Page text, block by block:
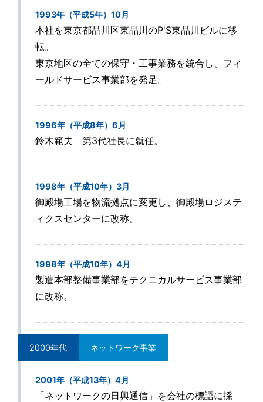
1993年（平成5年）10月
本社を東京都品川区東品川のP'S東品川ビルに移
転。
東京地区の全ての保守・工事業務を統合し、フィ
ールドサービス事業部を発足。
1996年（平成8年）6月
鈴木範夫 第3代社長に就任。
1998年（平成10年）3月
御殿場工場を物流拠点に変更し、御殿場ロジステ
ィクスセンターに改称。
1998年（平成10年）4月
製造本部整備事業部をテクニカルサービス事業部
に改称。
2000年代 ネットワーク事業
2001年（平成13年）4月
「ネットワークの日興通信」を会社の標語に採